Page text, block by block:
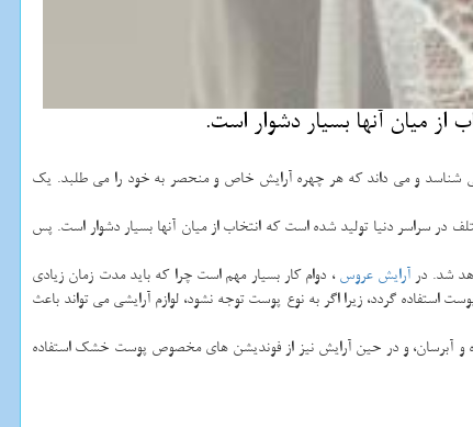
از میان آنها بسیار دشوار است.
شناسد و می داند که هر چهره آرایش خاص و منحصر به خود را می طلبد. یک
در سراسر دنیا تولید شده است که انتخاب از میان آنها بسیار دشوار است. پس
شد. در آرایش عروس، دوام کار بسیار مهم است چرا که باید مدت زمان زیادی
استفاده گردد، زیرا اگر به نوع پوست توجه نشود، لوازم آرایشی می تواند باعث
و آبرسان، و در حین آرایش نیز از فوندیشن های مخصوص پوست خشک استفاده